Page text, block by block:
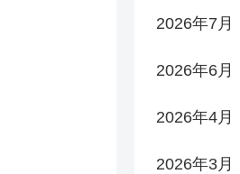
2026年7月
2026年6月
2026年4月
2026年3月